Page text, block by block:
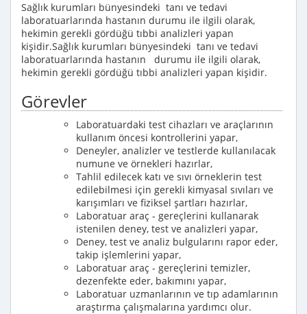
Sağlık kurumları bünyesindeki tanı ve tedavi
laboratuarlarında hastanın durumu ile ilgili olarak,
hekimin gerekli gördüğü tıbbi analizleri yapan
kişidir.Sağlık kurumları bünyesindeki tanı ve tedavi
laboratuarlarında hastanın durumu ile ilgili olarak,
hekimin gerekli gördüğü tıbbi analizleri yapan kişidir.
Görevler
Laboratuardaki test cihazları ve araçlarının
kullanım öncesi kontrollerini yapar,
Deneyler, analizler ve testlerde kullanılacak
numune ve örnekleri hazırlar,
Tahlil edilecek katı ve sıvı örneklerin test
edilebilmesi için gerekli kimyasal sıvıları ve
karışımları ve fiziksel şartları hazırlar,
Laboratuar araç - gereçlerini kullanarak
istenilen deney, test ve analizleri yapar,
Deney, test ve analiz bulgularını rapor eder,
takip işlemlerini yapar,
Laboratuar araç - gereçlerini temizler,
dezenfekte eder, bakımını yapar,
Laboratuar uzmanlarının ve tıp adamlarının
araştırma çalışmalarına yardımcı olur.